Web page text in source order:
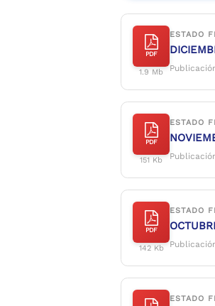
PDF
1.9 Mb
ESTADO
PDF
151 Kb
ESTADO
PDF
142 Kb
ESTADO
ESTADO